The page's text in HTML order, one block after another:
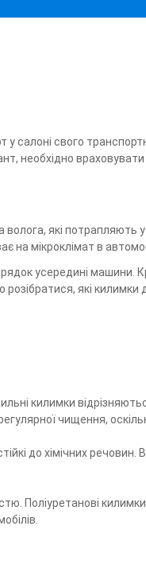
салоні свого
необхідно враховувати
волога, які
мікроклімат в
усередині машини.
розібратися, які
килимки
чищення,
до хімічних
Поліуретанові